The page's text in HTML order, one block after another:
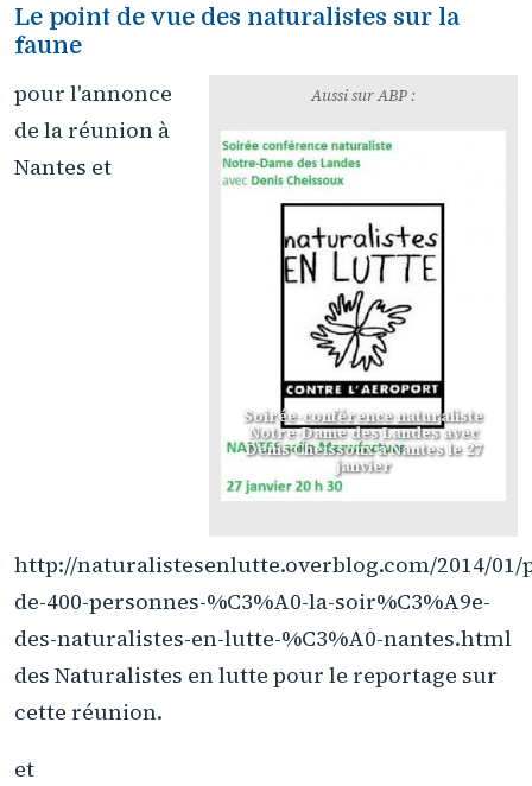
Le point de vue des naturalistes sur la
faune
Aussi sur ABP :
Soirée-conférence naturaliste
Notre-Dame des Landes avec
Denis Cheissoux à Nantes le 27
janvier
pour l'annonce
de la réunion à
Nantes et
http://naturalistesenlutte.overblog.com/2014/01/
de-400-personnes-%C3%A0-la-soir%C3%A9e-
des-naturalistes-en-lutte-%C3%A0-nantes.html
des Naturalistes en lutte pour le reportage sur
cette réunion.
et